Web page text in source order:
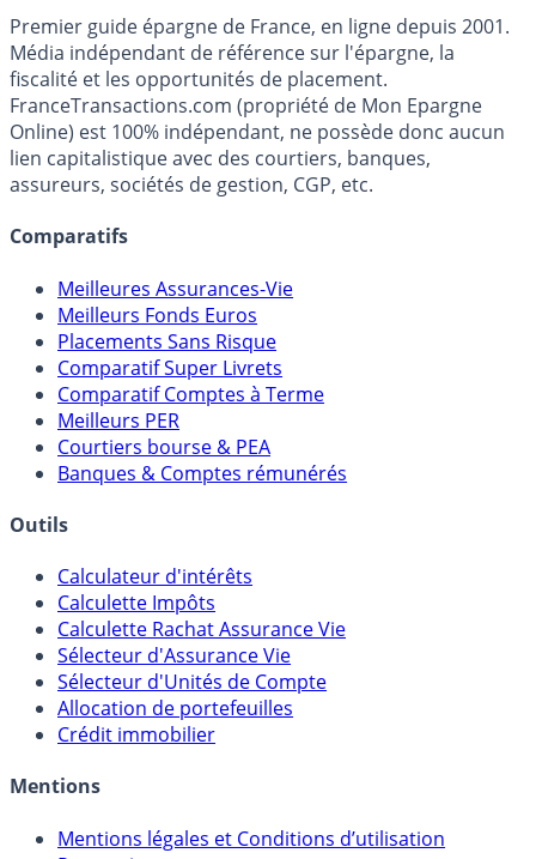
FranceTransactions.com
Premier guide épargne de France, en ligne depuis 2001.
Média indépendant de référence sur l'épargne, la
fiscalité et les opportunités de placement.
FranceTransactions.com (propriété de Mon Epargne
Online) est 100% indépendant, ne possède donc aucun
lien capitalistique avec des courtiers, banques,
Meilleures Assurances-Vie
Meilleurs Fonds Euros
Placements Sans Risque
Comparatif Super Livrets
Comparatif Comptes à Terme
Meilleurs PER
Courtiers bourse & PEA
Calculateur d'intérêts
Calculette Impôts
Calculette Rachat Assurance Vie
Sélecteur d'Assurance Vie
Sélecteur d'Unités de Compte
Allocation de portefeuilles